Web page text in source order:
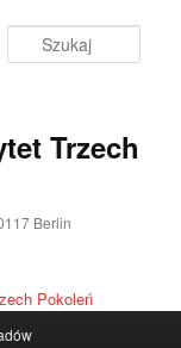
Trzech
Berlin